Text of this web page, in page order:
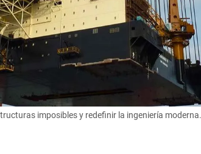
imposibles y redefinir la ingeniería moderna.